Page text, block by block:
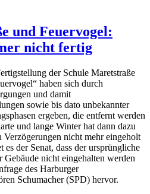
und Feuervogel:
nicht fertig
der Schule Maretstraße
haben sich durch
und damit
sowie bis dato unbekannter
ergeben, die entfernt werden
und lange Winter hat dann dazu
Verzögerungen nicht mehr eingeholt
der Senat, dass der ursprüngliche
nicht eingehalten werden
des Harburger
Schumacher (SPD) hervor.